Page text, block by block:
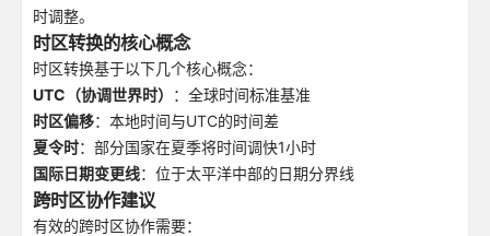
时调整。
时区转换的核心概念
时区转换基于以下几个核心概念：
UTC（协调世界时）
：全球时间标准基准
时区偏移：本地时间与UTC的时间差
夏令时：部分国家在夏季将时间调快1小时
国际日期变更线：位于太平洋中部的日期分界线
跨时区协作建议
有效的跨时区协作需要：